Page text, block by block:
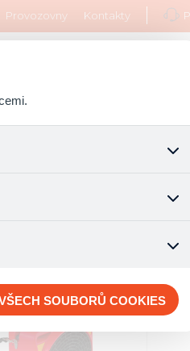
Provozovny Kontakty
cookies. Pro tyto cookies
nedokážeme zjistit navštívené
SOUBORŮ COOKIES